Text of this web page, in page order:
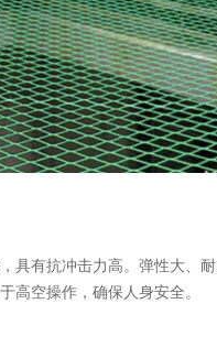
具有抗冲击力高。弹性大、
高空操作，确保人身安全。